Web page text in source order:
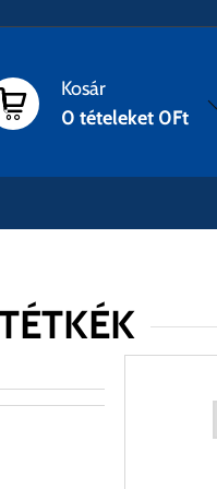
Kosár
0 tételeket 0Ft